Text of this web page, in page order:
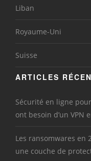
Liban
Royaume-Uni
Suisse
ARTICLES
Sécurité en ligne
ont besoin d’un VPN
Les ransomwares en
une couche de